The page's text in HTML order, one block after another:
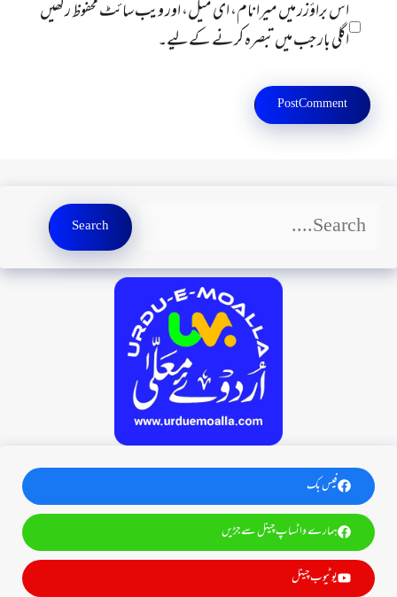
اس براؤزر میں میرا نام، ای میل، اور ویب سائٹ محفوظ رکھیں
اگلی بار جب میں تبصرہ کرنے کےلیے۔
Search
Search
فیس بک
ہمارے واٹساپ چینل سے جڑیں
یوٹیوب چینل